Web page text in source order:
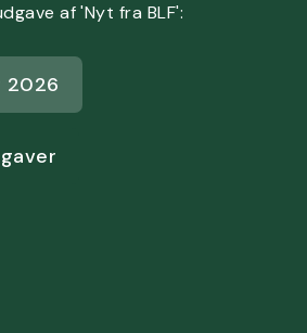
af 'Nyt fra BLF':
2026